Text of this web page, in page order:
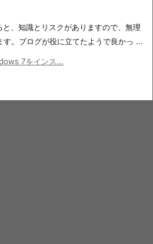
、知識とリスクがありますので、無理
す。ブログが役に立てたようで良かっ ...
7をインス...